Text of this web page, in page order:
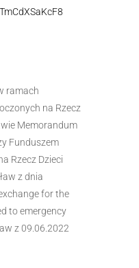
ramach
na Rzecz
Memorandum
Funduszem
Rzecz Dzieci
z dnia
for the
to emergency
z 09.06.2022